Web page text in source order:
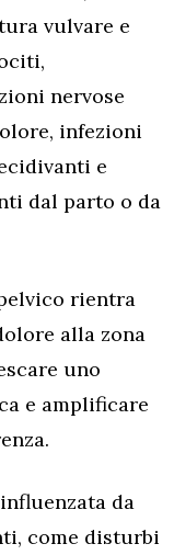
vulvare e
nervose
infezioni
e
dal parto o da
rientra
alla zona
uno
e amplificare
da
come disturbi